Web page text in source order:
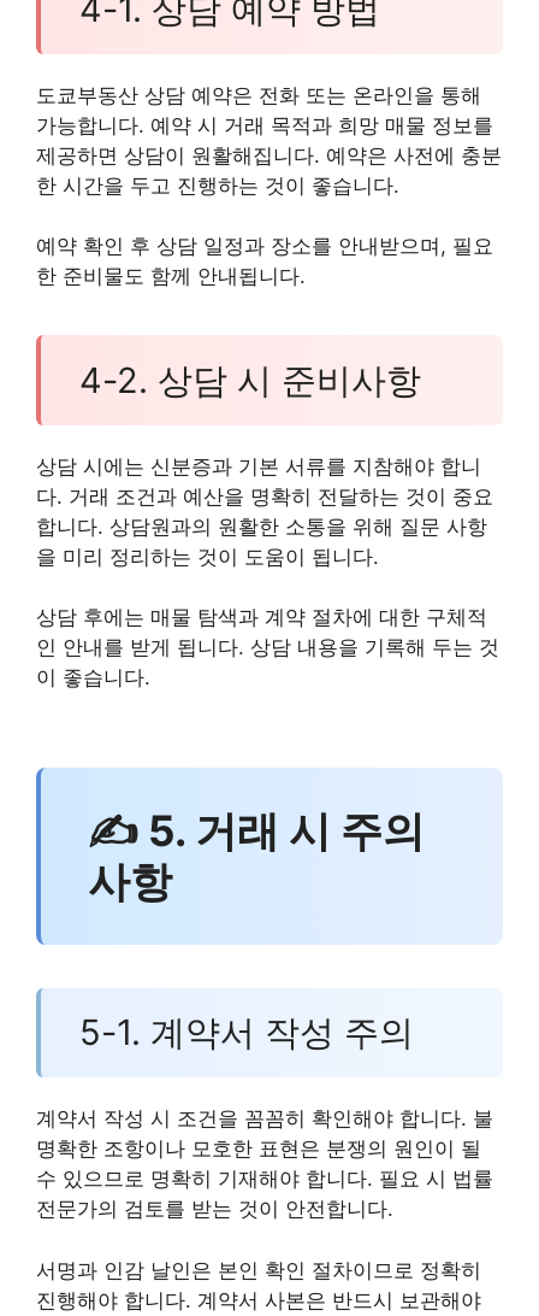
4-1. 상담 예약 방법
도쿄부동산 상담 예약은 전화 또는 온라인을 통해
가능합니다. 예약 시 거래 목적과 희망 매물 정보를
제공하면 상담이 원활해집니다. 예약은 사전에 충분
한 시간을 두고 진행하는 것이 좋습니다.
예약 확인 후 상담 일정과 장소를 안내받으며, 필요
한 준비물도 함께 안내됩니다.
4-2. 상담 시 준비사항
상담 시에는 신분증과 기본 서류를 지참해야 합니
다. 거래 조건과 예산을 명확히 전달하는 것이 중요
합니다. 상담원과의 원활한 소통을 위해 질문 사항
을 미리 정리하는 것이 도움이 됩니다.
상담 후에는 매물 탐색과 계약 절차에 대한 구체적
인 안내를 받게 됩니다. 상담 내용을 기록해 두는 것
이 좋습니다.
✍ 5. 거래 시 주의
사항
5-1. 계약서 작성 주의
계약서 작성 시 조건을 꼼꼼히 확인해야 합니다. 불
명확한 조항이나 모호한 표현은 분쟁의 원인이 될
수 있으므로 명확히 기재해야 합니다. 필요 시 법률
전문가의 검토를 받는 것이 안전합니다.
서명과 인감 날인은 본인 확인 절차이므로 정확히
진행해야 합니다. 계약서 사본은 반드시 보관해야